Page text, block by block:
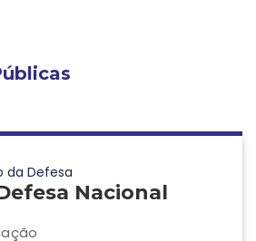
da Defesa
Nacional